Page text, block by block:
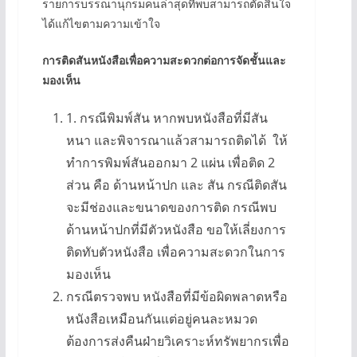
รายการบรรณานุกรมคนล่าสุดที่พบสามารถตัดสินใจ
ได้แก้ไขตามความเข้าใจ
การติดสันหนังสือเพื่อความสะดวกต่อการจัดชั้นและ
มองเห็น
1. กรณีพิมพ์สัน หากพบหนังสือที่มีสัน
หนา และพิจารณาแล้วสามารถติดได้ ให้
ทำการพิมพ์สันออกมา 2 แผ่น เพื่อติด 2
ส่วน คือ ด้านหน้าปก และ สัน กรณีติดสัน
จะมีช่องและขนาดของการติด กรณีพบ
ด้านหน้าปกที่มีตัวหนังสือ ขอให้เลี่ยงการ
ติดทับตัวหนังสือ เพื่อความสะดวกในการ
มองเห็น
กรณีตรวจพบ หนังสือที่มีข้อผิดพลาดหรือ
หนังสือเหมือนกันแต่อยู่คนละหมวด
ต้องการส่งคืนฝ่ายวิเคราะห์ทรัพยากรเพื่อ